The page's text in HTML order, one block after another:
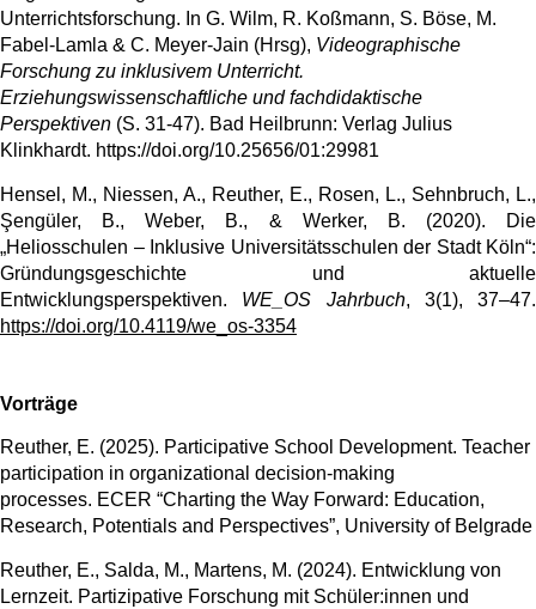
Unterrichtsforschung. In G. Wilm, R. Koßmann, S. Böse, M.
Fabel-Lamla & C. Meyer-Jain (Hrsg), Videographische
Forschung zu inklusivem Unterricht.
Erziehungswissenschaftliche und fachdidaktische
Perspektiven (S. 31-47). Bad Heilbrunn: Verlag Julius
Klinkhardt. https://doi.org/10.25656/01:29981
Hensel, M., Niessen, A., Reuther, E., Rosen, L., Sehnbruch, L.,
Şengüler, B., Weber, B., & Werker, B. (2020). Die
„Heliosschulen – Inklusive Universitätsschulen der Stadt Köln“:
Gründungsgeschichte und aktuelle
Entwicklungsperspektiven. WE_OS Jahrbuch, 3(1), 37–47.
https://doi.org/10.4119/we_os-3354
Vorträge
Reuther, E. (2025). Participative School Development. Teacher
participation in organizational decision-making
processes. ECER “Charting the Way Forward: Education,
Research, Potentials and Perspectives”, University of Belgrade
Reuther, E., Salda, M., Martens, M. (2024). Entwicklung von
Lernzeit. Partizipative Forschung mit Schüler:innen und